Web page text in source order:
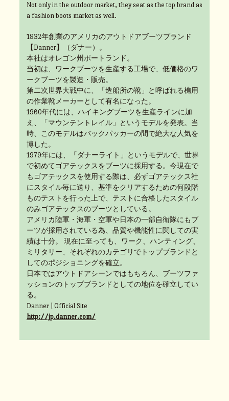
Not only in the outdoor market, they seat as the top brand as
a fashion boots market as well.
1932年創業のアメリカのアウトドアブーツブランド
【Danner】（ダナー）。
本社はオレゴン州ポートランド。
当初は、ワークブーツを生産する工場で、低価格のワ
ークブーツを製造・販売。
第二次世界大戦中に、「造船所の靴」と呼ばれる樵用
の作業靴メーカーとして有名になった。
1960年代には、ハイキングブーツを生産ラインに加
え、「マウンテントレイル」というモデルを発表。当
時、このモデルはバックパッカーの間で絶大な人気を
博した。
1979年には、「ダナーライト」というモデルで、世界
で初めてゴアテックスをブーツに採用する。今現在で
もゴアテックスを使用する際は、必ずゴアテックス社
にスタイル毎に送り、基準をクリアするための何段階
ものテストを行った上で、テストに合格したスタイル
のみゴアテックスのブーツとしている。
アメリカ陸軍・海軍・空軍や日本の一部自衛隊にもブ
ーツが採用されている為、品質や機能性に関しての実
績は十分。 現在に至っても、ワーク、ハンティング、
ミリタリー、それぞれのカテゴリでトップブランドと
してのポジショニングを確立。
日本ではアウトドアシーンではもちろん、ブーツファ
ッションのトップブランドとしての地位を確立してい
る。
Danner | Official Site
http://jp.danner.com/